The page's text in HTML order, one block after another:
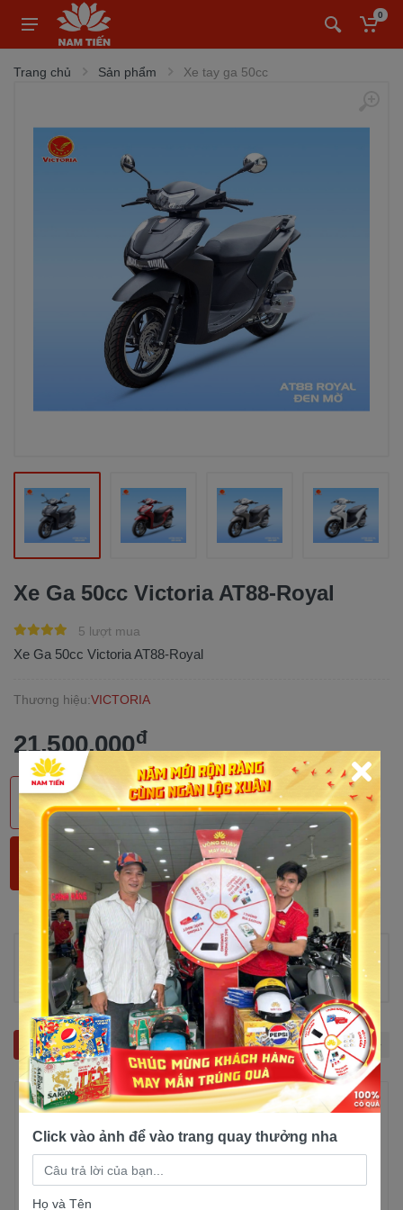
0
Trang chủ Sản phẩm Xe tay ga 50cc
Xe Ga 50cc Victoria AT88-Royal
5 lượt mua
Xe Ga 50cc Victoria AT88-Royal
Thương hiệu:VICTORIA
21.500.000đ
MUA TRẢ GÓP
Trả linh hoạt theo tháng
Thông tin sản phẩm
Chưa có thông tin!
Sản phẩm liên quan
Click vào ảnh để vào trang quay thưởng nha
Họ và Tên